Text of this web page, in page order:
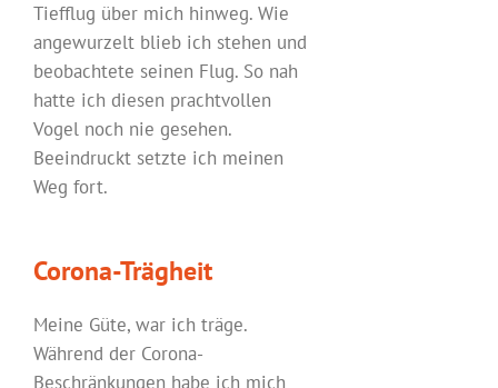
Tiefflug über mich hinweg. Wie
angewurzelt blieb ich stehen und
beobachtete seinen Flug. So nah
hatte ich diesen prachtvollen
Vogel noch nie gesehen.
Beeindruckt setzte ich meinen
Weg fort.
Corona-Trägheit
Meine Güte, war ich träge.
Während der Corona-
Beschränkungen habe ich mich